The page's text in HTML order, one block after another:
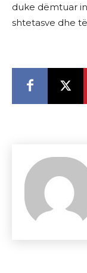
duke dëmtuar
shtetasve dhe